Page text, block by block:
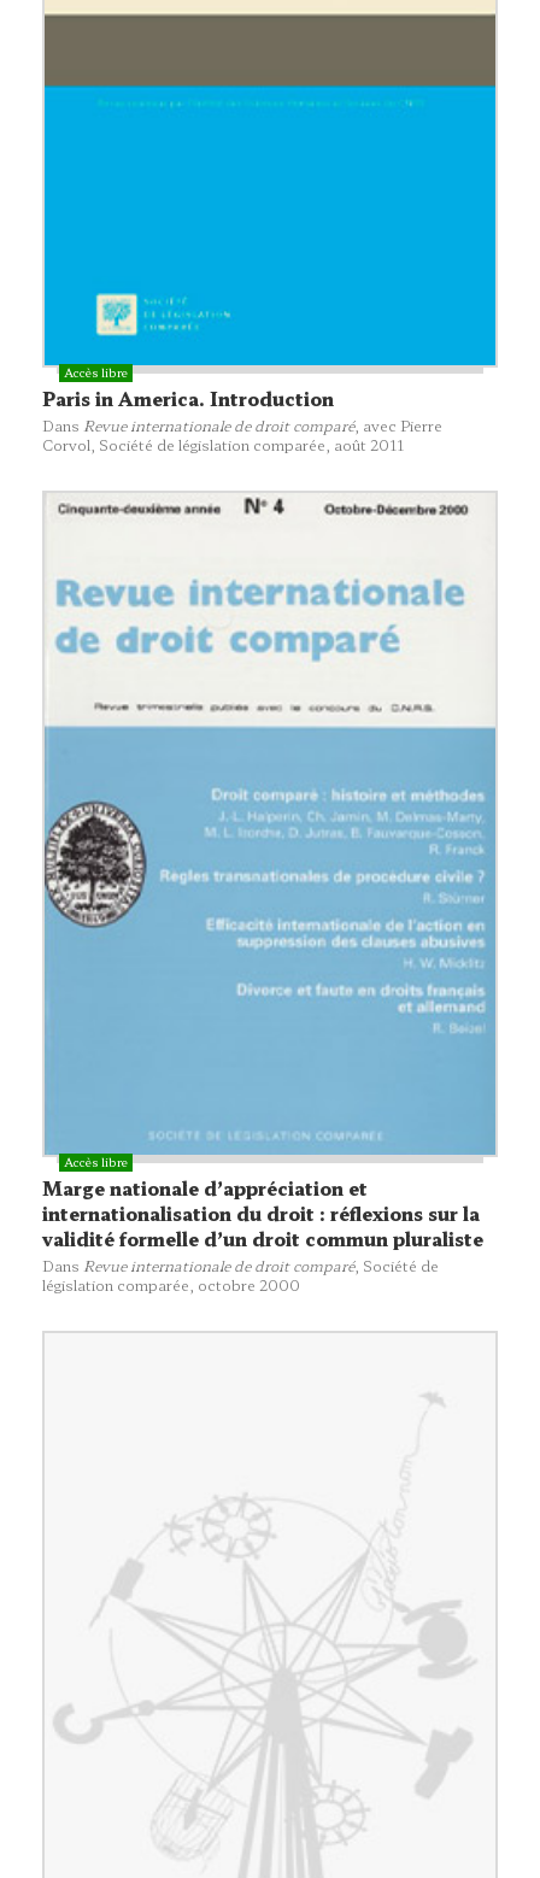
Paris in America. Introduction
Dans Revue internationale de droit comparé, avec Pierre
Corvol, Société de législation comparée , août 2011
Marge nationale d’appréciation et
internationalisation du droit : réflexions sur la
validité formelle d’un droit commun pluraliste
Dans Revue internationale de droit comparé, Société de
législation comparée , octobre 2000